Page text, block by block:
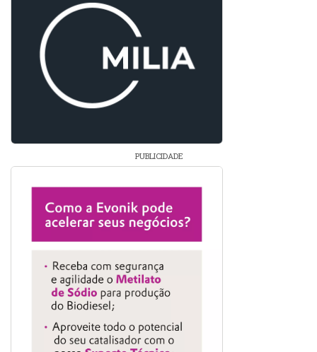
PUBLICIDADE